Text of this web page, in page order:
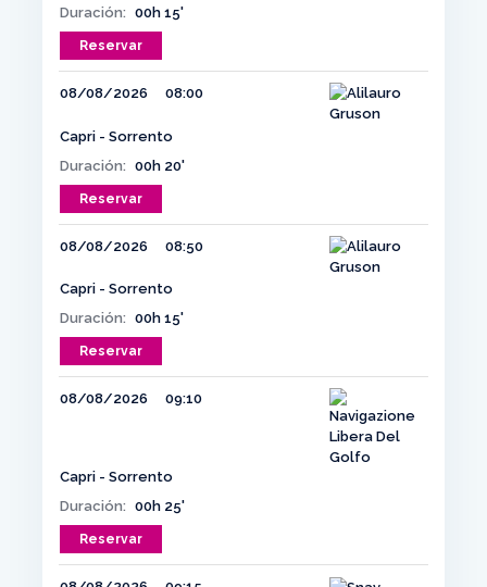
Duración: 00h 15'
Reservar
08/08/2026 08:00
Capri - Sorrento
Duración: 00h 20'
Reservar
08/08/2026 08:50
Capri - Sorrento
Duración: 00h 15'
Reservar
08/08/2026 09:10
Capri - Sorrento
Duración: 00h 25'
Reservar